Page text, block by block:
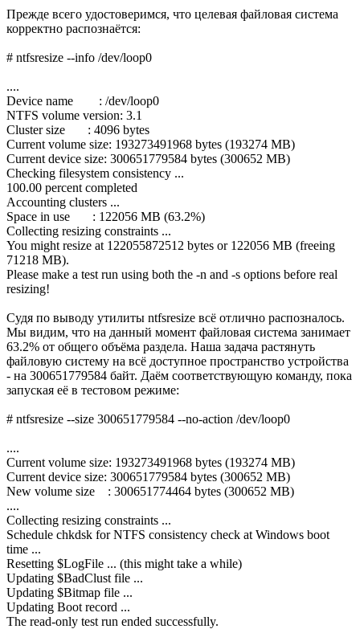
Прежде всего удостоверимся, что целевая файловая система
корректно распознаётся:
# ntfsresize --info /dev/loop0
....
Device name : /dev/loop0
NTFS volume version: 3.1
Cluster size : 4096 bytes
Current volume size: 193273491968 bytes (193274 MB)
Current device size: 300651779584 bytes (300652 MB)
Checking filesystem consistency ...
100.00 percent completed
Accounting clusters ...
Space in use : 122056 MB (63.2%)
Collecting resizing constraints ...
You might resize at 122055872512 bytes or 122056 MB (freeing
71218 MB).
Please make a test run using both the -n and -s options before real
resizing!
Судя по выводу утилиты ntfsresize всё отлично распозналось.
Мы видим, что на данный момент файловая система занимает
63.2% от общего объёма раздела. Наша задача растянуть
файловую систему на всё доступное пространство устройства
- на 300651779584 байт. Даём соответствующую команду, пока
запуская её в тестовом режиме:
# ntfsresize --size 300651779584 --no-action /dev/loop0
....
Current volume size: 193273491968 bytes (193274 MB)
Current device size: 300651779584 bytes (300652 MB)
New volume size : 300651774464 bytes (300652 MB)
....
Collecting resizing constraints ...
Schedule chkdsk for NTFS consistency check at Windows boot
time ...
Resetting $LogFile ... (this might take a while)
Updating $BadClust file ...
Updating $Bitmap file ...
Updating Boot record ...
The read-only test run ended successfully.